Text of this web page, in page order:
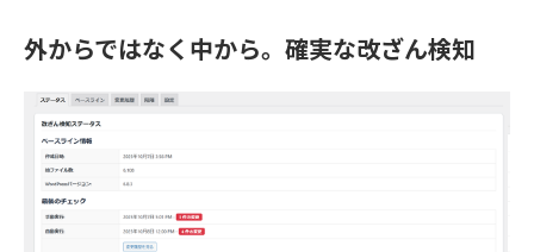
外からではなく中から。確実な改ざん検知